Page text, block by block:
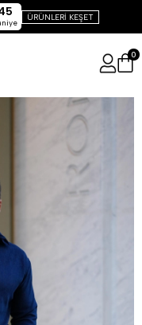
ÜRÜNLERİ KEŞET
0